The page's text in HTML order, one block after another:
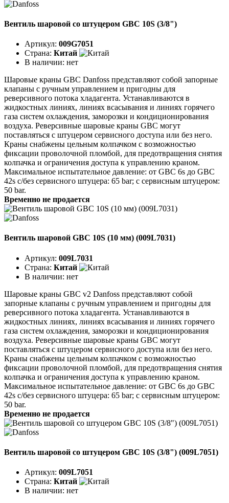
Вентиль шаровой со штуцером GBC 10S (3/8")
Артикул: 009G7051
Страна: Китай
В наличии: нет
Шаровые краны GBC Danfoss представляют собой запорные
клапаны с ручным управлением и пригодны для
реверсивного потока хладагента. Устанавливаются в
жидкостных линиях, линиях всасывания и линиях горячего
газа систем охлаждения, заморозки и кондиционирования
воздуха. Реверсивные шаровые краны GBC могут
поставляться с штуцером сервисного доступа или без него.
Краны снабжены цельным колпачком с возможностью
фиксации проволочной пломбой, для предотвращения снятия
колпачка и ограничения доступа к управлению краном.
Максимальное испытательное давление: от GBC 6s до GBC
42s с/без сервисного штуцера: 65 bar; с сервисным штуцером:
50 bar.
Временно не продается
Вентиль шаровой GBC 10S (10 мм) (009L7031)
Артикул: 009L7031
Страна: Китай
В наличии: нет
Шаровые краны GBC v2 Danfoss представляют собой
запорные клапаны с ручным управлением и пригодны для
реверсивного потока хладагента. Устанавливаются в
жидкостных линиях, линиях всасывания и линиях горячего
газа систем охлаждения, заморозки и кондиционирования
воздуха. Реверсивные шаровые краны GBC могут
поставляться с штуцером сервисного доступа или без него.
Краны снабжены цельным колпачком с возможностью
фиксации проволочной пломбой, для предотвращения снятия
колпачка и ограничения доступа к управлению краном.
Максимальное испытательное давление: от GBC 6s до GBC
42s с/без сервисного штуцера: 65 bar; с сервисным штуцером:
50 bar.
Временно не продается
Вентиль шаровой со штуцером GBC 10S (3/8") (009L7051)
Артикул: 009L7051
Страна: Китай
В наличии: нет